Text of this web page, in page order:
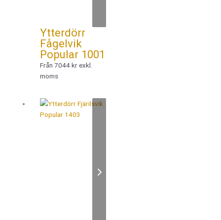
Ytterdörr
Fågelvik
Popular 1001
Från 7044 kr exkl.
moms